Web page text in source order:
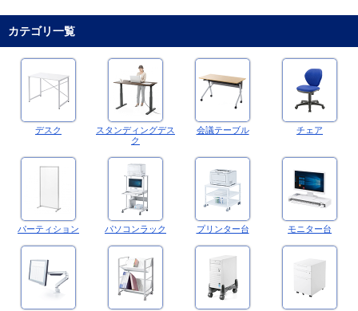
カテゴリ一覧
デスク
スタンディングデス
ク
会議テーブル チェア
パーティション パソコンラック プリンター台 モニター台